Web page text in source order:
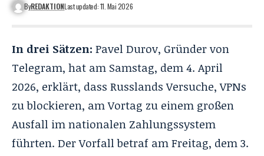
ByREDAKTIONLast updated: 11. Mai 2026
In drei Sätzen: Pavel Durov, Gründer von
Telegram, hat am Samstag, dem 4. April
2026, erklärt, dass Russlands Versuche, VPNs
zu blockieren, am Vortag zu einem großen
Ausfall im nationalen Zahlungssystem
führten. Der Vorfall betraf am Freitag, dem 3.